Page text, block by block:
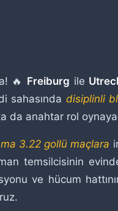
🔥 Freiburg ile
sahasında disiplinli
da anahtar rol
3.22 gollü maçlara
temsilcisinin
ve hücum